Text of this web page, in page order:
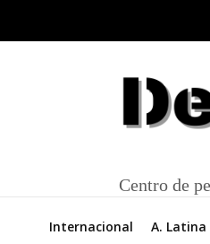
Centro de
Internacional A. Latina